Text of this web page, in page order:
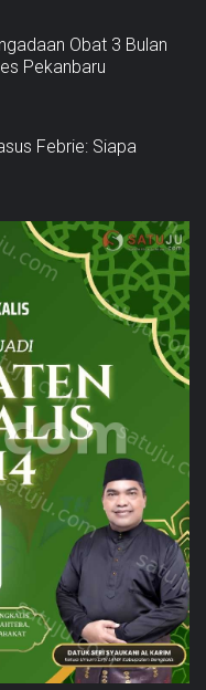
Obat 3 Bulan
Pekanbaru
Febrie: Siapa